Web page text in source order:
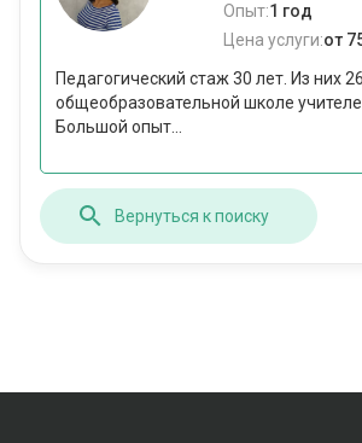
Опыт:1 год
Цена услуги:от
Педагогический стаж 30 лет. Из них
общеобразовательной школе
Большой опыт...
Вернуться к поиску